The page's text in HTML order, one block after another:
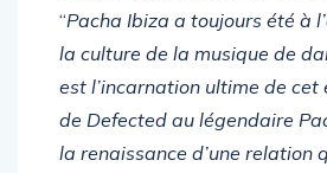
“Pacha Ibiza a toujours été à
la culture de la musique de
est l’incarnation ultime de cet
de Defected au légendaire
la renaissance d’une relation